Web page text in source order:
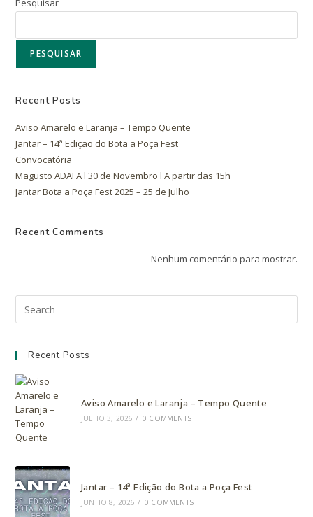
Pesquisar
PESQUISAR
Recent Posts
Aviso Amarelo e Laranja – Tempo Quente
Jantar – 14ª Edição do Bota a Poça Fest
Convocatória
Magusto ADAFA l 30 de Novembro l A partir das 15h
Jantar Bota a Poça Fest 2025 – 25 de Julho
Recent Comments
Nenhum comentário para mostrar.
Recent Posts
Aviso Amarelo e Laranja – Tempo Quente
JULHO 3, 2026 / 0 COMMENTS
Jantar – 14ª Edição do Bota a Poça Fest
JUNHO 8, 2026 / 0 COMMENTS